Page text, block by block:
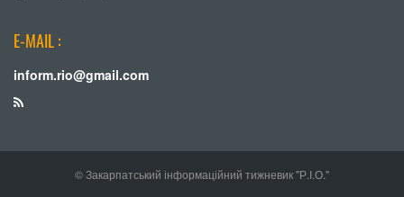
E-MAIL :
inform.rio@gmail.com
© Закарпатський інформаційний тижневик "Р.І.О."